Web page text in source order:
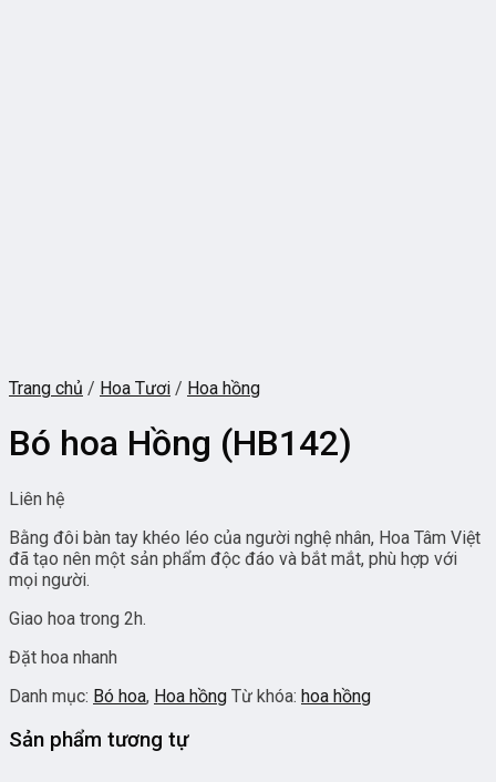
Trang chủ / Hoa Tươi / Hoa hồng
Bó hoa Hồng (HB142)
Liên hệ
Bằng đôi bàn tay khéo léo của người nghệ nhân, Hoa Tâm Việt
đã tạo nên một sản phẩm độc đáo và bắt mắt, phù hợp với
mọi người.
Giao hoa trong 2h.
Đặt hoa nhanh
Danh mục: Bó hoa, Hoa hồng Từ khóa: hoa hồng
Sản phẩm tương tự